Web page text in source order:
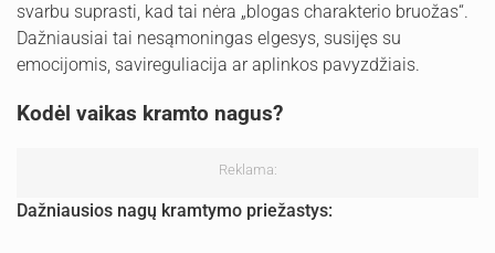
svarbu suprasti, kad tai nėra „blogas charakterio bruožas“.
Dažniausiai tai nesąmoningas elgesys, susijęs su
emocijomis, savireguliacija ar aplinkos pavyzdžiais.
Kodėl vaikas kramto nagus?
Reklama:
Dažniausios nagų kramtymo priežastys: